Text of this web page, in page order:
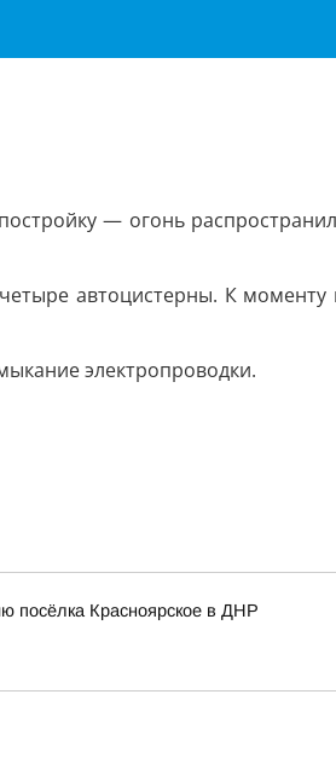
— огонь
автоцистерны. К моменту
электропроводки.
посёлка Красноярское в ДНР